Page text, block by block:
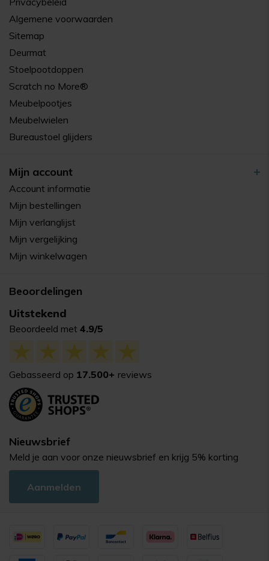
Algemene voorwaarden
Sitemap
Deurmat
Stoelpootdoppen
Scratch no More®
Meubelpootjes
Meubelwielen
Bureaustoel glijders
Mijn account
Account informatie
Mijn bestellingen
Mijn verlanglijst
Mijn vergelijking
Mijn winkelwagen
Beoordelingen
Uitstekend
Beoordeeld met 4.9/5
Gebasseerd op 17.500+ reviews
Nieuwsbrief
Meld je aan voor onze nieuwsbrief en krijg 5% korting
Aanmelden